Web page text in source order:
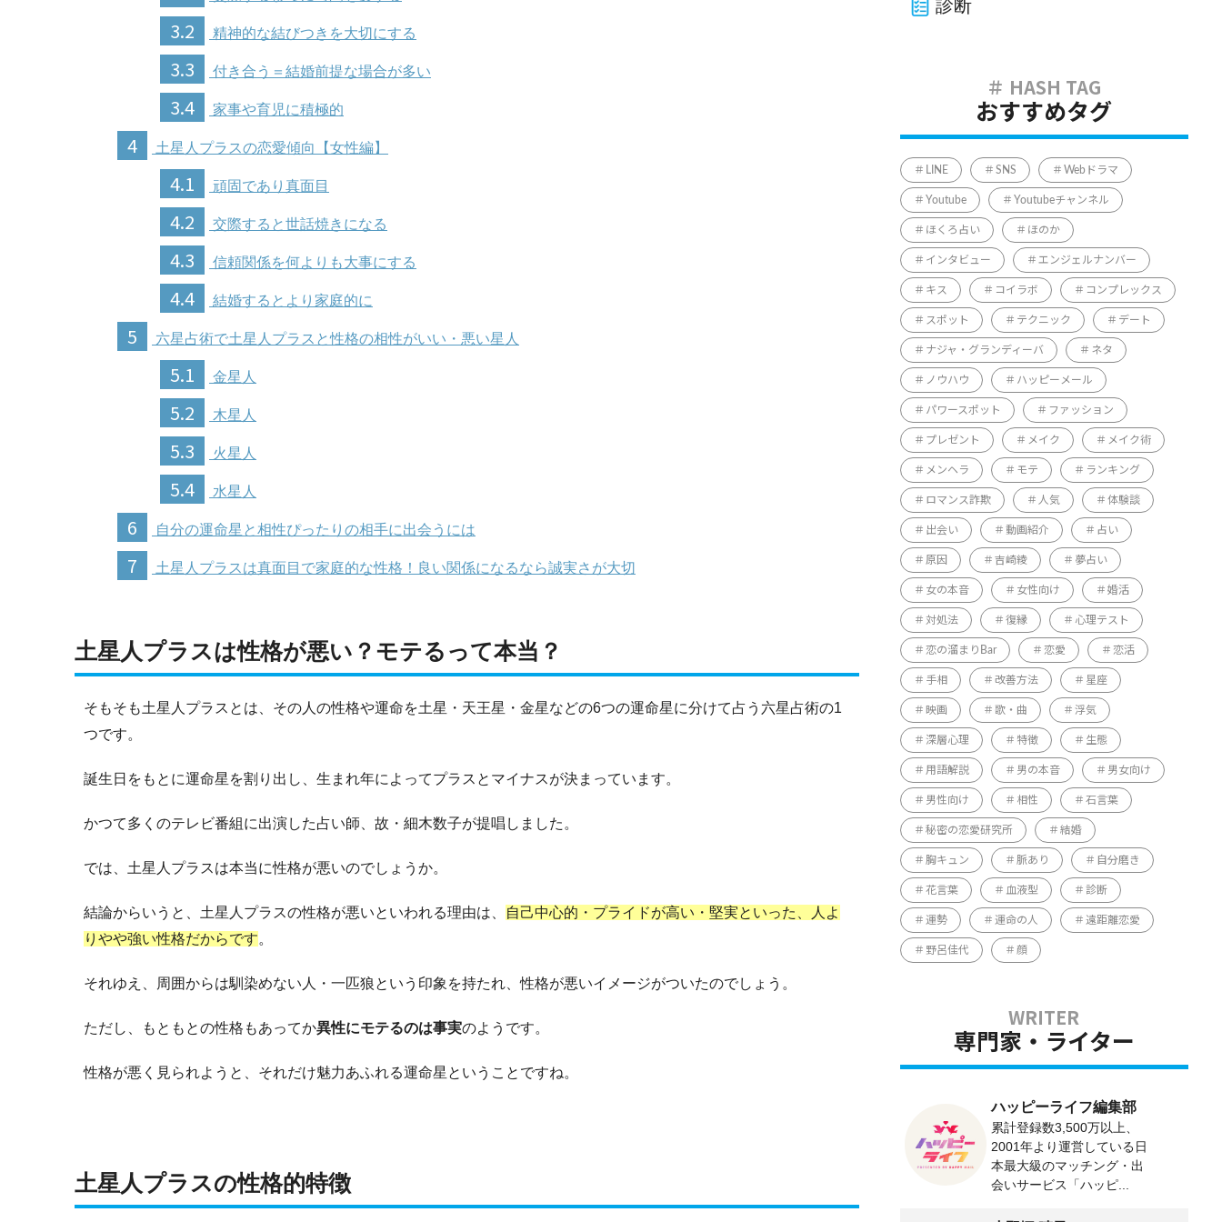
3.2 精神的な結びつきを大切にする
3.3 付き合う＝結婚前提な場合が多い
3.4 家事や育児に積極的
4 土星人プラスの恋愛傾向【女性編】
4.1 頑固であり真面目
4.2 交際すると世話焼きになる
4.3 信頼関係を何よりも大事にする
4.4 結婚するとより家庭的に
5 六星占術で土星人プラスと性格の相性がいい・悪い星人
5.1 金星人
5.2 木星人
5.3 火星人
5.4 水星人
6 自分の運命星と相性ぴったりの相手に出会うには
7 土星人プラスは真面目で家庭的な性格！良い関係になるなら誠実さが大切
土星人プラスは性格が悪い？モテるって本当？
そもそも土星人プラスとは、その人の性格や運命を土星・天王星・金星などの6つの運命星に分けて占う六星占術の1
つです。
誕生日をもとに運命星を割り出し、生まれ年によってプラスとマイナスが決まっています。
かつて多くのテレビ番組に出演した占い師、故・細木数子が提唱しました。
では、土星人プラスは本当に性格が悪いのでしょうか。
結論からいうと、土星人プラスの性格が悪いといわれる理由は、
自己中心的・プライドが高い・堅実といった、人よ
りやや強い性格だからです。
それゆえ、周囲からは馴染めない人・一匹狼という印象を持たれ、性格が悪いイメージがついたのでしょう。
ただし、もともとの性格もあってか異性にモテるのは事実のようです。
性格が悪く見られようと、それだけ魅力あふれる運命星ということですね。
土星人プラスの性格的特徴
診断
おすすめタグ
LINE SNS Webドラマ
Youtube Youtubeチャンネル
ほくろ占い ほのか
インタビュー エンジェルナンバー
キス コイラボ コンプレックス
スポット テクニック デート
ナジャ・グランディーバ ネタ
ノウハウ ハッピーメール
パワースポット ファッション
プレゼント メイク メイク術
メンヘラ モテ ランキング
ロマンス詐欺 人気 体験談
出会い 動画紹介 占い
原因 吉崎綾 夢占い
女の本音 女性向け 婚活
対処法 復縁 心理テスト
恋の溜まりBar 恋愛 恋活
手相 改善方法 星座
映画 歌・曲 浮気
深層心理 特徴 生態
用語解説 男の本音 男女向け
男性向け 相性 石言葉
秘密の恋愛研究所 結婚
胸キュン 脈あり 自分磨き
花言葉 血液型 診断
運勢 運命の人 遠距離恋愛
野呂佳代 顔
専門家・ライター
ハッピーライフ編集部
累計登録数3,500万以上、
2001年より運営している日
本最大級のマッチング・出
会いサービス「ハッピ...